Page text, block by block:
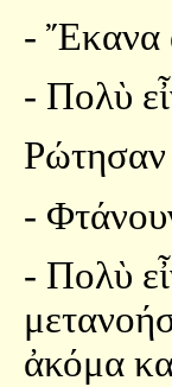
- Ἔκανα
- Πολὺ
Ρώτησαν
-
- Πολὺ
ἀκόμα